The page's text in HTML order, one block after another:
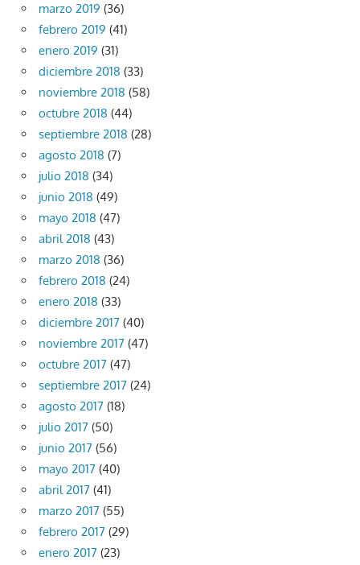
marzo 2019 (36)
febrero 2019 (41)
enero 2019 (31)
diciembre 2018 (33)
noviembre 2018 (58)
octubre 2018 (44)
septiembre 2018 (28)
agosto 2018 (7)
julio 2018 (34)
junio 2018 (49)
mayo 2018 (47)
abril 2018 (43)
marzo 2018 (36)
febrero 2018 (24)
enero 2018 (33)
diciembre 2017 (40)
noviembre 2017 (47)
octubre 2017 (47)
septiembre 2017 (24)
agosto 2017 (18)
julio 2017 (50)
junio 2017 (56)
mayo 2017 (40)
abril 2017 (41)
marzo 2017 (55)
febrero 2017 (29)
enero 2017 (23)